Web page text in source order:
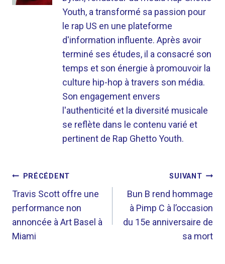
Youth, a transformé sa passion pour
le rap US en une plateforme
d'information influente. Après avoir
terminé ses études, il a consacré son
temps et son énergie à promouvoir la
culture hip-hop à travers son média.
Son engagement envers
l'authenticité et la diversité musicale
se reflète dans le contenu varié et
pertinent de Rap Ghetto Youth.
NAVIGATION
DE
L’ARTICLE
PRÉCÉDENT
Travis Scott offre une
performance non
annoncée à Art Basel à
Miami
SUIVANT
Bun B rend hommage
à Pimp C à l’occasion
du 15e anniversaire de
sa mort